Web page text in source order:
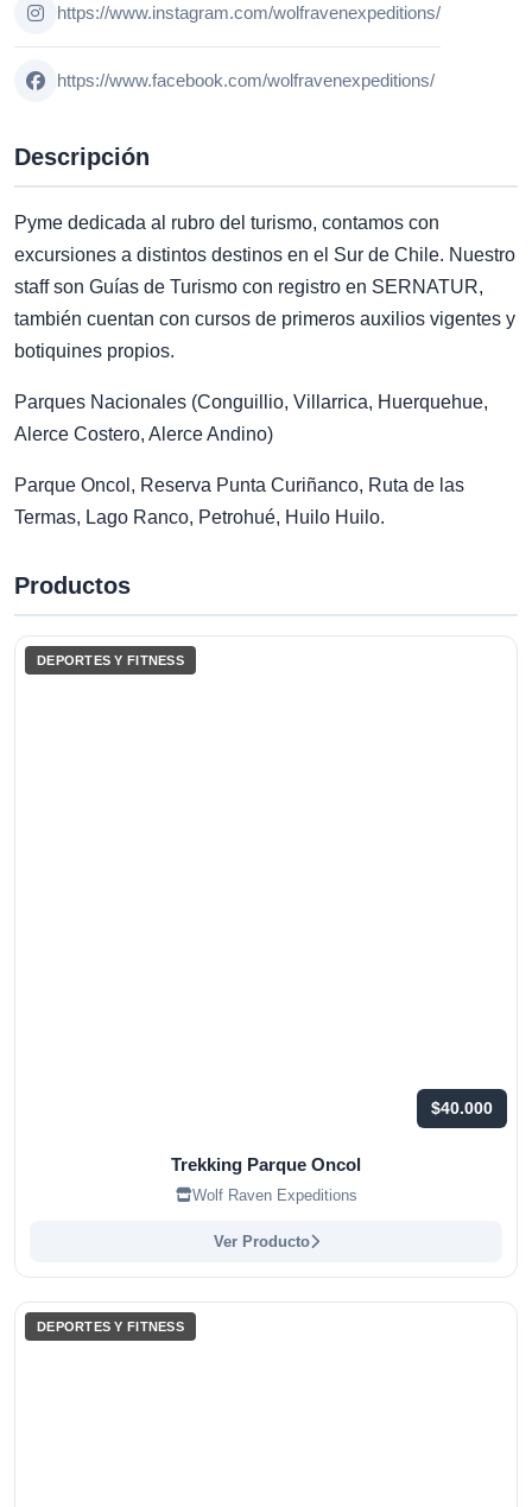
https://www.instagram.com/wolfravenexpeditions/
https://www.facebook.com/wolfravenexpeditions/
Descripción
Pyme dedicada al rubro del turismo, contamos con
excursiones a distintos destinos en el Sur de Chile. Nuestro
staff son Guías de Turismo con registro en SERNATUR,
también cuentan con cursos de primeros auxilios vigentes y
botiquines propios.
Parques Nacionales (Conguillio, Villarrica, Huerquehue,
Alerce Costero, Alerce Andino)
Parque Oncol, Reserva Punta Curiñanco, Ruta de las
Termas, Lago Ranco, Petrohué, Huilo Huilo.
Productos
DEPORTES Y FITNESS
$40.000
Trekking Parque Oncol
Wolf Raven Expeditions
Ver Producto
DEPORTES Y FITNESS